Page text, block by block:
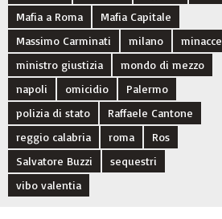
Mafia a Roma
Mafia Capitale
Massimo Carminati
milano
minacce
ministro giustizia
mondo di mezzo
napoli
omicidio
Palermo
polizia di stato
Raffaele Cantone
reggio calabria
roma
Ros
Salvatore Buzzi
sequestri
vibo valentia